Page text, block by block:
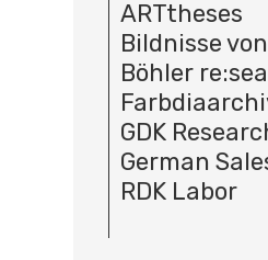
ARTtheses
Bildnisse
Böhler
GDK
German
RDK Labor